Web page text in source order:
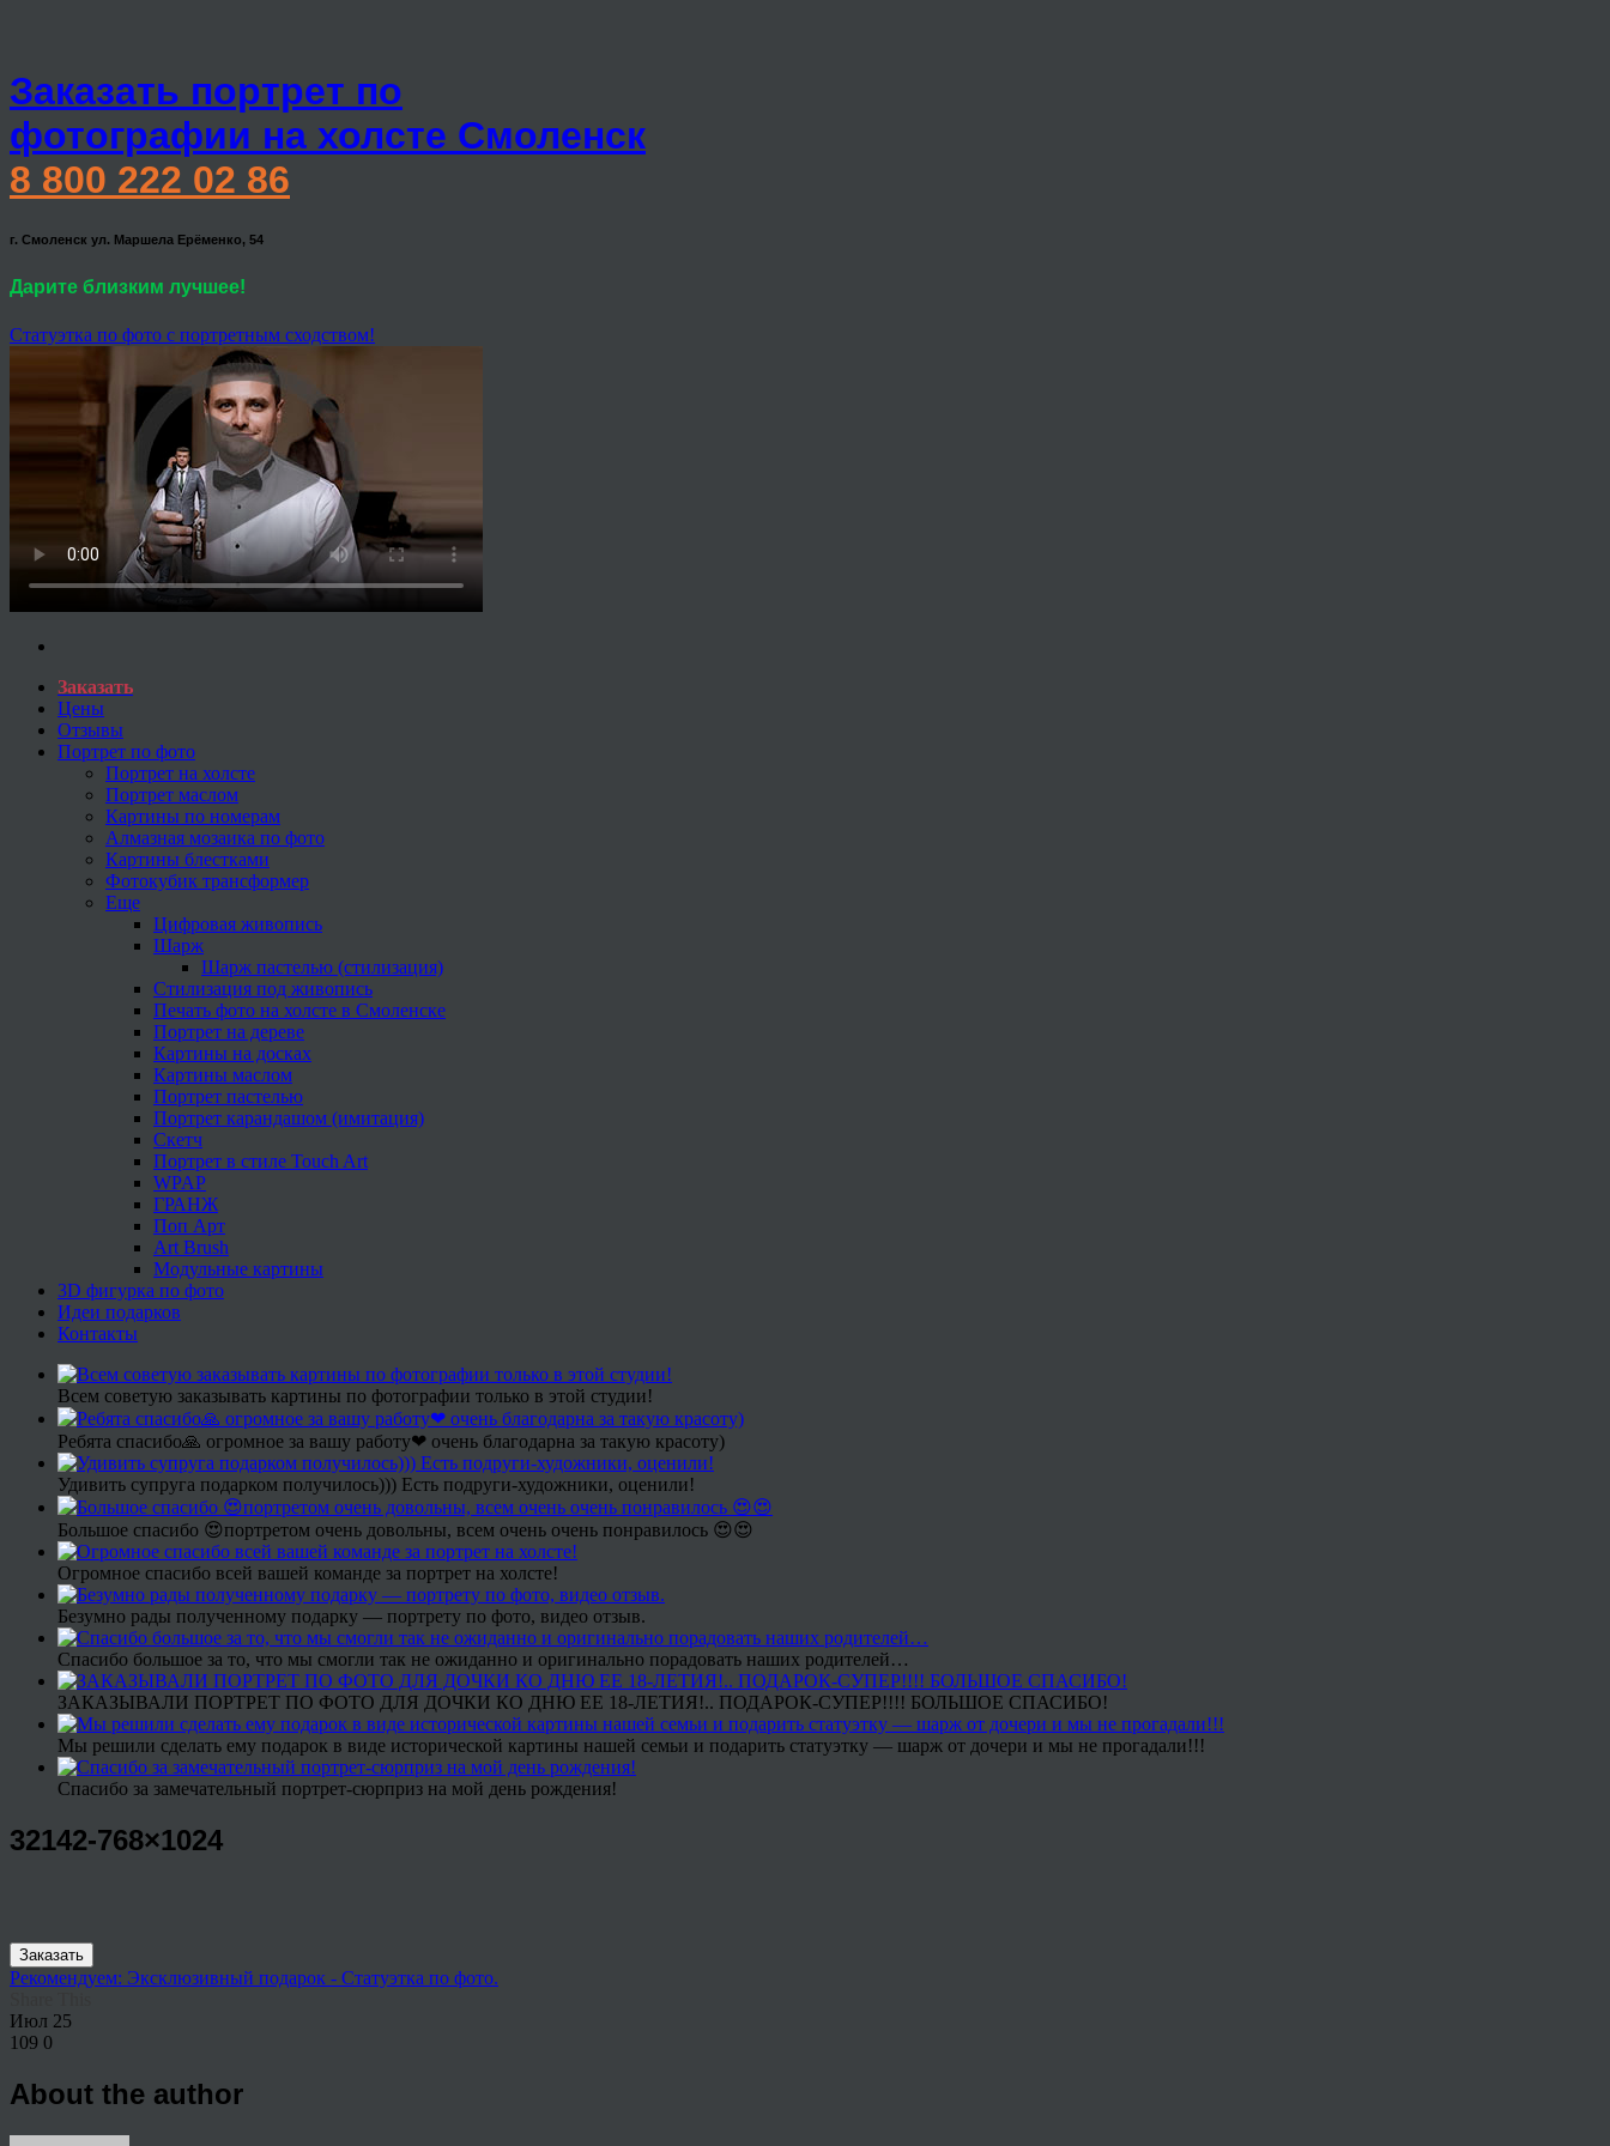
Заказать портрет по
фотографии на холсте Смоленск
8 800 222 02 86
г. Смоленск ул. Маршела Ерёменко, 54
Дарите близким лучшее!
Статуэтка по фото с портретным сходством!
Заказать
Цены
Отзывы
Портрет по фото
Портрет на холсте
Портрет маслом
Картины по номерам
Алмазная мозаика по фото
Картины блестками
Фотокубик трансформер
Еще
Цифровая живопись
Шарж
Шарж пастелью (стилизация)
Стилизация под живопись
Печать фото на холсте в Смоленске
Портрет на дереве
Картины на досках
Картины маслом
Портрет пастелью
Портрет карандашом (имитация)
Скетч
Портрет в стиле Touch Art
WPAP
ГРАНЖ
Поп Арт
Art Brush
Модульные картины
3D фигурка по фото
Идеи подарков
Контакты
Всем советую заказывать картины по фотографии только в этой студии!
Ребята спасибо🙏 огромное за вашу работу❤ очень благодарна за такую красоту)
Удивить супруга подарком получилось))) Есть подруги-художники, оценили!
Большое спасибо 😍портретом очень довольны, всем очень очень понравилось 😍😍
Огромное спасибо всей вашей команде за портрет на холсте!
Безумно рады полученному подарку — портрету по фото, видео отзыв.
Спасибо большое за то, что мы смогли так не ожиданно и оригинально порадовать наших родителей…
ЗАКАЗЫВАЛИ ПОРТРЕТ ПО ФОТО ДЛЯ ДОЧКИ КО ДНЮ ЕЕ 18-ЛЕТИЯ!.. ПОДАРОК-СУПЕР!!!! БОЛЬШОЕ СПАСИБО!
Мы решили сделать ему подарок в виде исторической картины нашей семьи и подарить статуэтку — шарж от дочери и мы не прогадали!!!
Спасибо за замечательный портрет-сюрприз на мой день рождения!
32142-768×1024
Заказать
Рекомендуем: Эксклюзивный подарок - Статуэтка по фото.
Июл 25
109 0
About the author